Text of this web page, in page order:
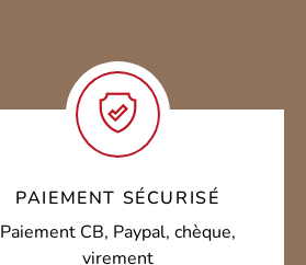
PAIEMENT SÉCURISÉ
Paiement CB, Paypal, chèque,
virement